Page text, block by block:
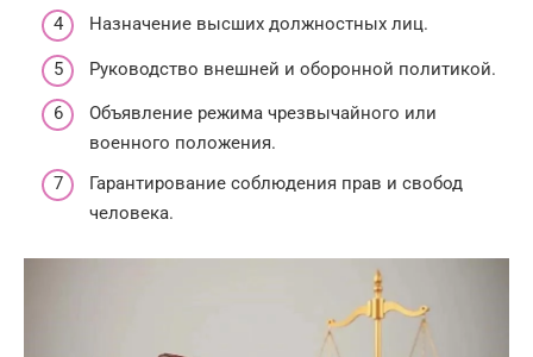
Назначение высших должностных лиц.
Руководство внешней и оборонной политикой.
Объявление режима чрезвычайного или
военного положения.
Гарантирование соблюдения прав и свобод
человека.